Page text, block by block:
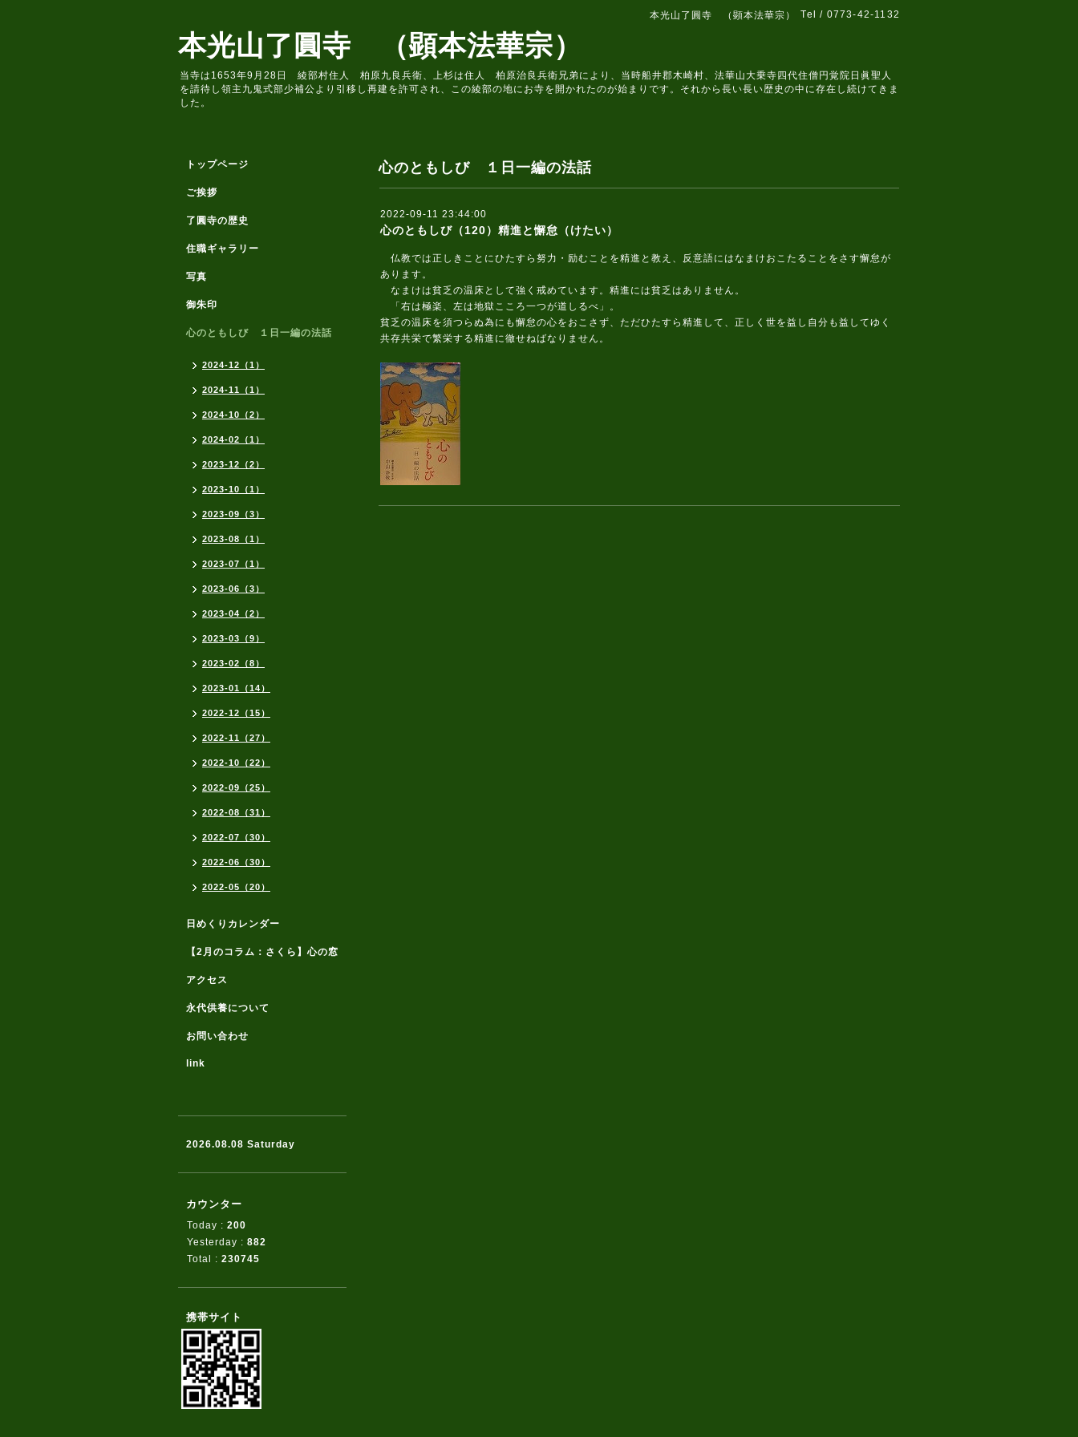
本光山了圓寺 （顕本法華宗） Tel / 0773-42-1132
本光山了圓寺 （顕本法華宗）
当寺は1653年9月28日 綾部村住人 柏原九良兵衛、上杉は住人 柏原治良兵衛兄弟により、当時船井郡木崎村、法華山大乗寺四代住僧円覚院日眞聖人
を請待し領主九鬼式部少補公より引移し再建を許可され、この綾部の地にお寺を開かれたのが始まりです。それから長い長い歴史の中に存在し続けてきま
した。
心のともしび １日一編の法話
2022-09-11 23:44:00
心のともしび（120）精進と懈怠（けたい）
仏教では正しきことにひたすら努力・励むことを精進と教え、反意語にはなまけおこたることをさす懈怠が
あります。
なまけは貧乏の温床として強く戒めています。精進には貧乏はありません。
「右は極楽、左は地獄こころ一つが道しるべ」。
貧乏の温床を須つらぬ為にも懈怠の心をおこさず、ただひたすら精進して、正しく世を益し自分も益してゆく
共存共栄で繁栄する精進に徹せねばなりません。
トップページ
ご挨拶
了圓寺の歴史
住職ギャラリー
写真
御朱印
心のともしび １日一編の法話
2024-12（1）
2024-11（1）
2024-10（2）
2024-02（1）
2023-12（2）
2023-10（1）
2023-09（3）
2023-08（1）
2023-07（1）
2023-06（3）
2023-04（2）
2023-03（9）
2023-02（8）
2023-01（14）
2022-12（15）
2022-11（27）
2022-10（22）
2022-09（25）
2022-08（31）
2022-07（30）
2022-06（30）
2022-05（20）
日めくりカレンダー
【2月のコラム：さくら】心の窓
アクセス
永代供養について
お問い合わせ
link
2026.08.08 Saturday
カウンター
Today : 200
Yesterday : 882
Total : 230745
携帯サイト